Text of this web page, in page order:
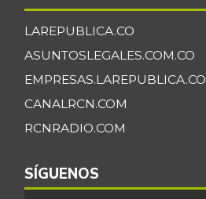
LAREPUBLICA.CO
ASUNTOSLEGALES.COM.CO
EMPRESAS.LAREPUBLICA.CO
CANALRCN.COM
RCNRADIO.COM
SÍGUENOS